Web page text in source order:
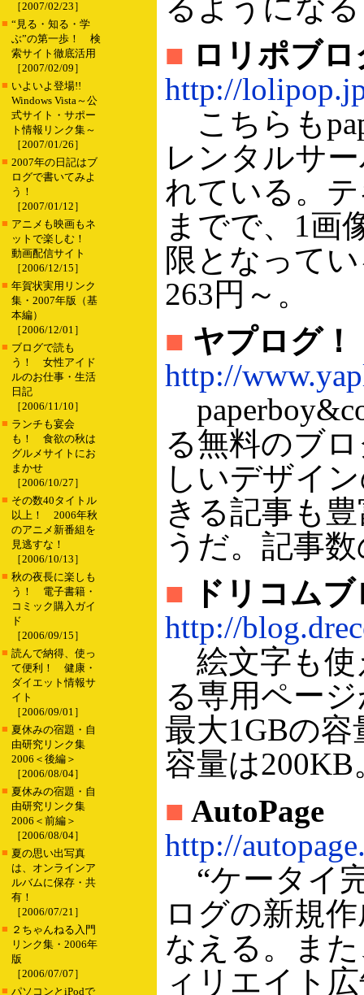
［2007/02/23］
■ “見る・知る・学
ぶ”の第一歩！ 検
索サイト徹底活用
［2007/02/09］
■ いよいよ登場!!
Windows Vista～公
式サイト・サポー
ト情報リンク集～
［2007/01/26］
■ 2007年の日記はブ
ログで書いてみよ
う！
［2007/01/12］
■ アニメも映画もネ
ットで楽しむ！
動画配信サイト
［2006/12/15］
■ 年賀状実用リンク
集・2007年版（基
本編）
［2006/12/01］
■ ブログで読も
う！ 女性アイド
ルのお仕事・生活
日記
［2006/11/10］
■ ランチも宴会
も！ 食欲の秋は
グルメサイトにお
まかせ
［2006/10/27］
■ その数40タイトル
以上！ 2006年秋
のアニメ新番組を
見逃すな！
［2006/10/13］
■ 秋の夜長に楽しも
う！ 電子書籍・
コミック購入ガイ
ド
［2006/09/15］
■ 読んで納得、使っ
て便利！ 健康・
ダイエット情報サ
イト
［2006/09/01］
■ 夏休みの宿題・自
由研究リンク集
2006＜後編＞
［2006/08/04］
■ 夏休みの宿題・自
由研究リンク集
2006＜前編＞
［2006/08/04］
■ 夏の思い出写真
は、オンラインア
ルバムに保存・共
有！
［2006/07/21］
■ ２ちゃんねる入門
リンク集・2006年
版
［2006/07/07］
■ パソコンとiPodで
るようにな
■ ロリポブロ
http://
こちらも
レンタルサ
れている。
までで、1画
限となって
263円～。
■ ヤプログ！
http://
る無料のブ
しいデザイ
きる記事も
うだ。記事
■
ドリコム
http://
絵文字も使
る専用ペー
最大1GBの
容量は200KB
■ AutoPage
http://
“ケータイ
ログの新規
なえる。ま
ィリエイト